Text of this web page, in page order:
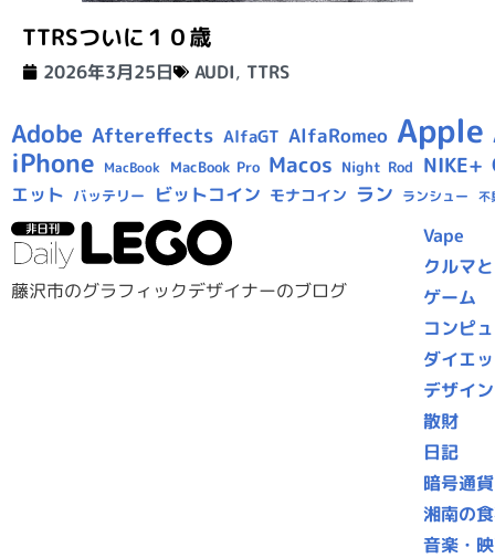
TTRSついに１０歳
2026年3月25日 AUDI, TTRS
Adobe Aftereffects AlfaGT AlfaRomeo Apple
iPhone MacBook MacBook Pro Macos Night Rod NIKE+
エット バッテリー ビットコイン モナコイン ラン ランシュー 不
藤沢市のグラフィックデザイナーのブログ
Vape
クルマ
ゲーム
コンピ
ダイエ
デザイ
散財
日記
暗号通
湘南の
音楽・